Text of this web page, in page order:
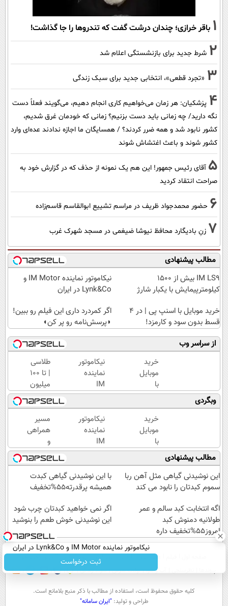
1 باقر خرازی؛ چندان درشت گفت که تندروها را جا گذاشت!
2 شرط جدید برای بازنشستگی اعلام شد
3 «تجرد قطعی»، انتخابی جدید برای سبک زندگی
4 پزشکیان: هر زمان می‌خواهیم کاری انجام دهیم، می‌گویند فعلاً دست
نگه دارید/ چه زمانی باید دست بزنیم؟ زمانی که خودمان غرق شدیم،
کشور نابود شد و همه ضرر کردند؟ / همسایگان ما اجازه ندادند عده‌ای وارد
کشور شوند و باعث اغتشاش شوند
5 آقای رئیس جمهور! این هم یک نمونه از حذف که در گزارش خود به
صراحت انتقاد کردید
6 حضور محمدجواد ظریف در مراسم تشییع ابوالقاسم قاسم‌زاده
7 زنِ بادیگارد محافظ نیوشا ضیغمی در مسجد شهرک غرب
مطالب پیشنهادی
IM LS9 بیش از 1500
کیلومترپیمایش با یکبار شارژ
نیکاموتور نماینده IM Motor و
Lynk&Co در ایران
خرید موبایل با اسنپ پی | در ۴
قسط بدون سود و کارمزد!
اگر کمردرد داری این فیلم رو ببین!
◗پرسش‌نامه رو پر کن◖
از سراسر وب
خرید
موبایل
با
اسنپ
پی | در
۴
قسط
بدون
سود و
کارمزد!
نیکاموتور
نماینده
IM
Motor و
Lynk&Co
در ایران
طلاسی
| تا 100
میلیون
وام
آنی
خرید
طلا💰
ثبت
نام
کن!
وبگردی
خرید
موبایل
با
اسنپ
پی | در
۴
قسط
سود و
نیکاموتور
نماینده
IM
Motor و
Lynk&Co
در ایران
مسیر
همراهی
و
گزارش
عملکرد
گروه
اسنپ
۱۴۰۴
مطالب پیشنهادی
این نوشیدنی گیاهی مثل آهن ربا
سموم کبدتان را نابود می کند
با این نوشیدنی گیاهی کبدت
همیشه پرقدرته55%تخفیف
اگه انتخابت کبد سالم و عمر
طولانیه دمنوش کبد
امروز55%تخفیف داره
اگر نمی خواهید کبدتان چرب شود
این نوشیدنی خوش طعم را بنوشید
نیکاموتور نماینده IM Motor و Lynk&Co در ایران
ثبت درخواست
عصر ایران۲ درباره عصرایران تماس با ما
آب و هوا اوقات شرعی سواد زندگی
كليه حقوق محفوظ است، استفاده از مطالب با ذكر منبع بلامانع است.
طراحی و تولید:"ایران سامانه"